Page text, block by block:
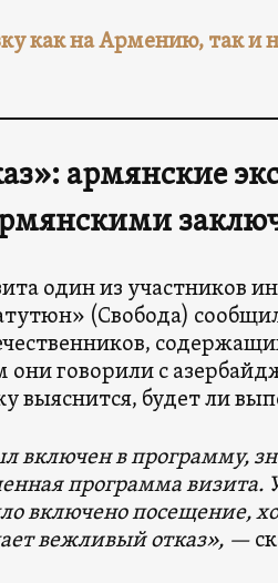
как на Армению, так и
армянские
один из участников
(Свобода)
они говорили с
выяснится, будет ли
включен в программу,
программа
включено посещение,
вежливый отказ», —